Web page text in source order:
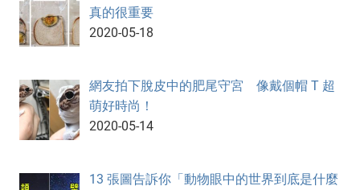
真的很重要
2020-05-18
網友拍下脫皮中的肥尾守宮 像戴個帽 T 超
萌好時尚！
2020-05-14
13 張圖告訴你「動物眼中的世界到底是什麼